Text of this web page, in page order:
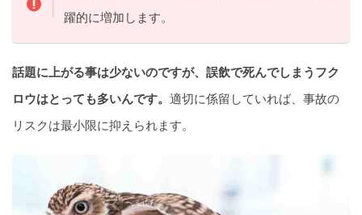
躍的に増加します。
話題に上がる事は少ないのですが、誤飲で死んでしまうフク
ロウはとっても多いんです。 適切に係留していれば、事故の
リスクは最小限に抑えられます。